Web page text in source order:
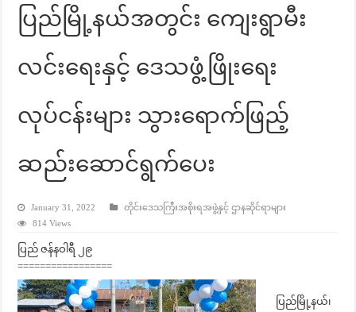
ပြည်မြို့နယ်အတွင်း ကျေးရွာမီး
လင်းရေးနှင့် ဒေသဖွံ့ဖြိုးရေး
လုပ်ငန်းများ သွားရောက်ဖြည့်
ဆည်းဆောင်ရွက်ပေး
January 31, 2022
တိုင်းဒေသကြီးအစိုးရအဖွဲ့နှင့် ဌာနဆိုင်ရာများ
814 Views
ပြည် ဇန်နဝါရီ ၂၉
=================
ပြည်မြို့နယ်၊